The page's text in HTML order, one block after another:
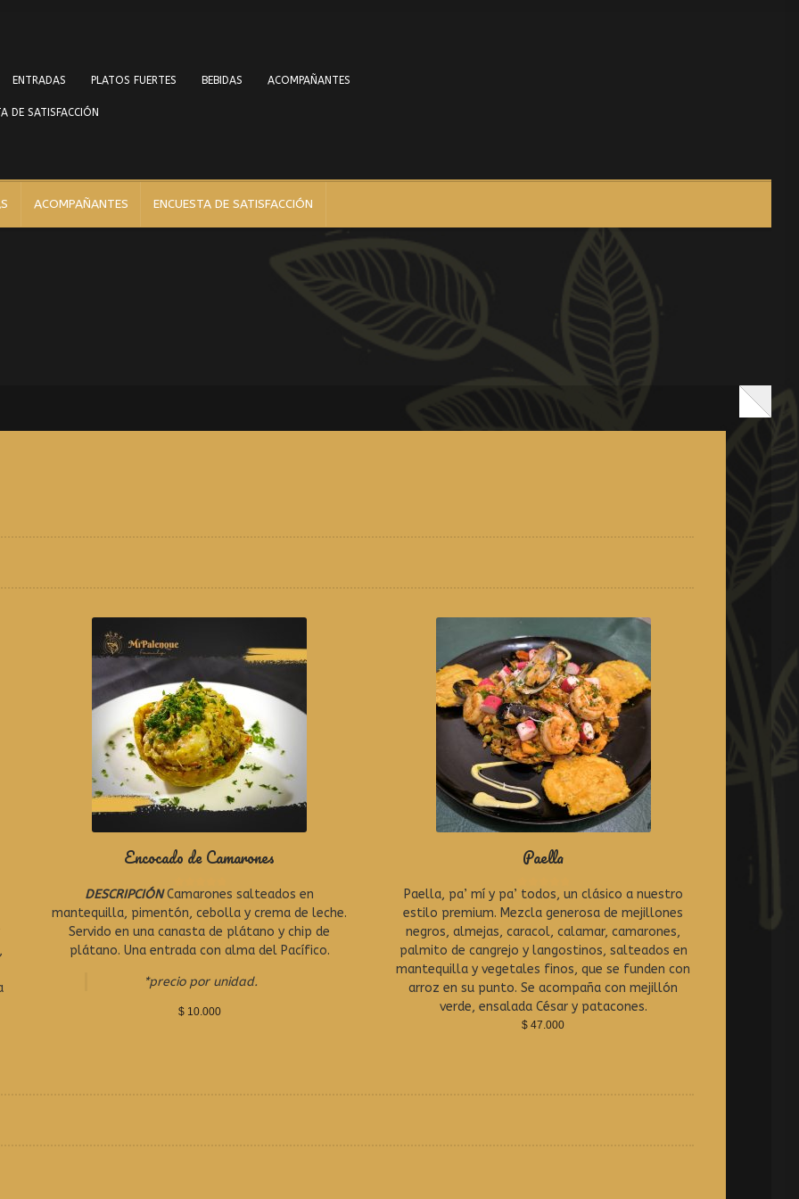
ENTRADAS PLATOS FUERTES BEBIDAS ACOMPAÑANTES
DE SATISFACCIÓN
ACOMPAÑANTES ENCUESTA DE SATISFACCIÓN
Encocado de Camarones
R
a
e
d
o
DESCRIPCIÓNCamarones salteados en
mantequilla, pimentón, cebolla y crema de leche.
Servido en una canasta de plátano y chip de
plátano. Una entrada con alma del Pacífico.
*precio por unidad.
$10.000
Paella
R
a
e
d
0
o
u
t
o
Paella, pa’ mí y pa’ todos, un clásico a nuestro
estilo premium. Mezcla generosa de mejillones
negros, almejas, caracol, calamar, camarones,
palmito de cangrejo y langostinos, salteados en
mantequilla y vegetales finos, que se funden con
arroz en su punto. Se acompaña con mejillón
verde, ensalada César y patacones.
$ 47.000